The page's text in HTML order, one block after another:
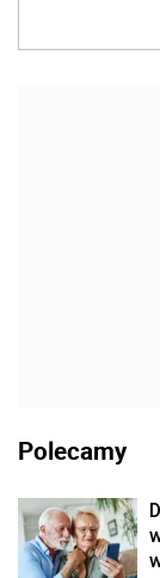
Polecamy